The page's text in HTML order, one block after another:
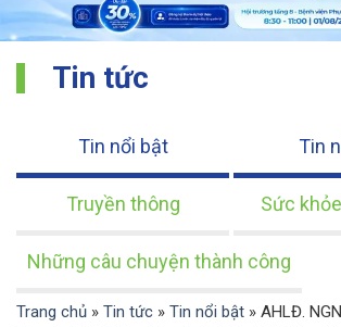
Tin tức
Tin nổi bật Tin
Truyền thông Sức
Những câu chuyện thành công
Trang chủ » Tin tức » Tin nổi bật » AHLĐ.